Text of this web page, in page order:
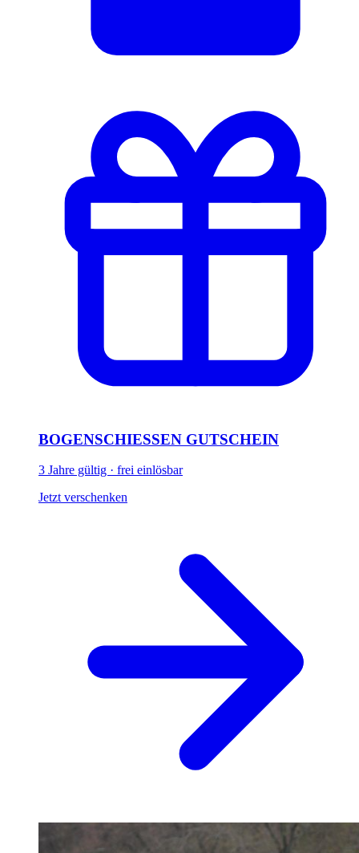
BOGENSCHIESSEN GUTSCHEIN
3 Jahre gültig · frei einlösbar
Jetzt verschenken